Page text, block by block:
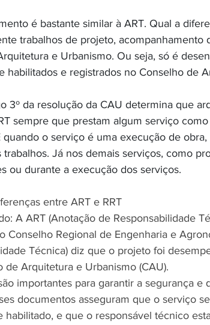
é bastante similar à ART. Qual a
trabalhos de projeto, acompanhamento
e Urbanismo. Ou seja, só é
habilitados e registrados no Conselho de
3º da resolução da CAU determina que
sempre que prestam algum serviço
quando o serviço é uma execução de
Já nos demais serviços, como
ou durante a execução dos serviços.
entre ART e RRT
A ART (Anotação de Responsabilidade
Conselho Regional de Engenharia e
Técnica) diz que o projeto foi
de Arquitetura e Urbanismo (CAU).
importantes para garantir a segurança e
documentos asseguram que o serviço
habilitado, e que o responsável técnico